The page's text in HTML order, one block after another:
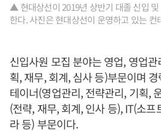
▲ 현대상선이 2019년 상반기 대졸 신입
한다. 사진은 현대상선이 운영하고 있는 컨
신입사원 모집 분야는 영업, 영업
획, 재무, 회계, 심사 등)부문이며
테이너(영업관리, 전략관리, 기획,
(전략, 재무, 회계, 인사 등), IT(소
라 등) 부문이다.